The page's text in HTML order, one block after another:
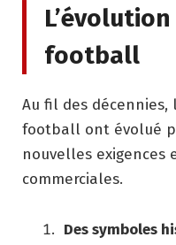
football
Au fil des décennies,
football ont évolué
nouvelles
commerciales.
Des symboles